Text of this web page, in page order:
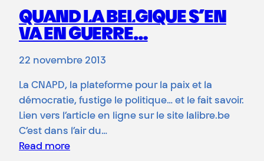
QUAND LA BELGIQUE S’EN
VA EN GUERRE…
22 novembre 2013
La CNAPD, la plateforme pour la paix et la
démocratie, fustige le politique… et le fait savoir.
Lien vers l’article en ligne sur le site lalibre.be
C’est dans l’air du…
Read more